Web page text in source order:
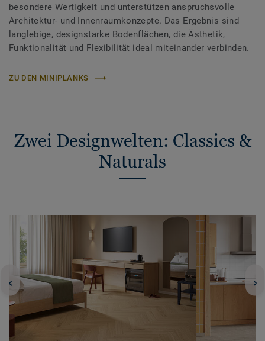
besondere Wertigkeit und unterstützen anspruchsvolle
Architektur- und Innenraumkonzepte. Das Ergebnis sind
langlebige, designstarke Bodenflächen, die Ästhetik,
Funktionalität und Flexibilität ideal miteinander verbinden.
ZU DEN MINIPLANKS
Zwei Designwelten: Classics &
Naturals
‹ ›